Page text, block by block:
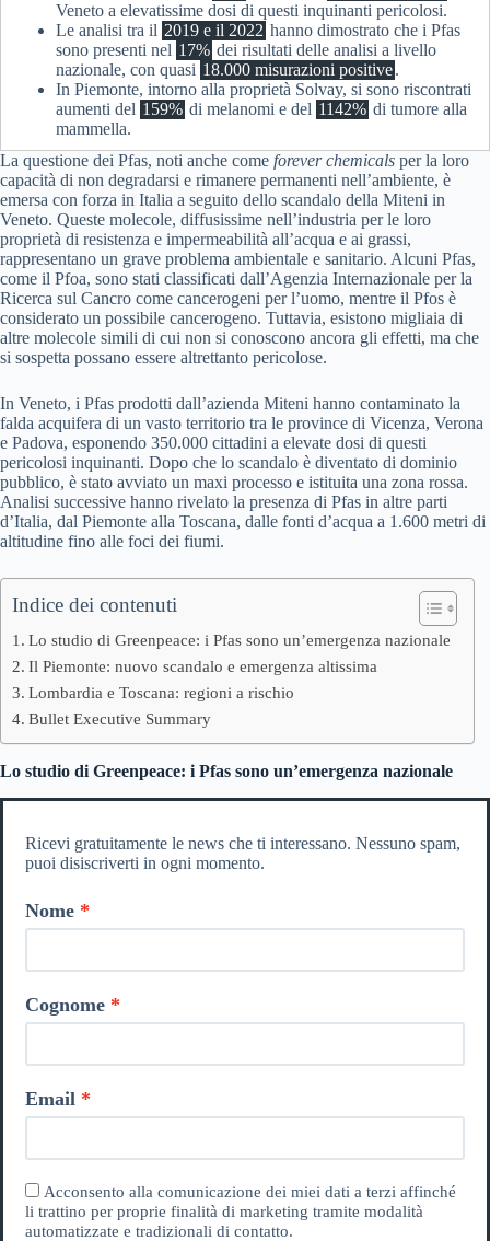
Veneto a elevatissime dosi di questi inquinanti pericolosi.
Le analisi tra il 2019 e il 2022 hanno dimostrato che i Pfas
sono presenti nel 17% dei risultati delle analisi a livello
nazionale, con quasi 18.000 misurazioni positive.
In Piemonte, intorno alla proprietà Solvay, si sono riscontrati
aumenti del 159% di melanomi e del 1142% di tumore alla
mammella.
La questione dei Pfas, noti anche come forever chemicals per la loro
capacità di non degradarsi e rimanere permanenti nell’ambiente, è
emersa con forza in Italia a seguito dello scandalo della Miteni in
Veneto. Queste molecole, diffusissime nell’industria per le loro
proprietà di resistenza e impermeabilità all’acqua e ai grassi,
rappresentano un grave problema ambientale e sanitario. Alcuni Pfas,
come il Pfoa, sono stati classificati dall’Agenzia Internazionale per la
Ricerca sul Cancro come cancerogeni per l’uomo, mentre il Pfos è
considerato un possibile cancerogeno. Tuttavia, esistono migliaia di
altre molecole simili di cui non si conoscono ancora gli effetti, ma che
si sospetta possano essere altrettanto pericolose.
In Veneto, i Pfas prodotti dall’azienda Miteni hanno contaminato la
falda acquifera di un vasto territorio tra le province di Vicenza, Verona
e Padova, esponendo 350.000 cittadini a elevate dosi di questi
pericolosi inquinanti. Dopo che lo scandalo è diventato di dominio
pubblico, è stato avviato un maxi processo e istituita una zona rossa.
Analisi successive hanno rivelato la presenza di Pfas in altre parti
d’Italia, dal Piemonte alla Toscana, dalle fonti d’acqua a 1.600 metri di
altitudine fino alle foci dei fiumi.
Indice dei contenuti
Lo studio di Greenpeace: i Pfas sono un’emergenza nazionale
Il Piemonte: nuovo scandalo e emergenza altissima
Lombardia e Toscana: regioni a rischio
Bullet Executive Summary
Lo studio di Greenpeace: i Pfas sono un’emergenza nazionale
Ricevi gratuitamente le news che ti interessano. Nessuno spam,
puoi disiscriverti in ogni momento.
Nome
Cognome
Email
Acconsento alla comunicazione dei miei dati a terzi affinché
li trattino per proprie finalità di marketing tramite modalità
automatizzate e tradizionali di contatto.